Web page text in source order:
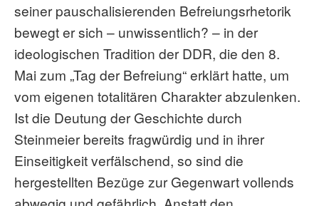
seiner pauschalisierenden Befreiungsrhetorik
bewegt er sich – unwissentlich? – in der
ideologischen Tradition der DDR, die den 8.
Mai zum „Tag der Befreiung“ erklärt hatte, um
vom eigenen totalitären Charakter abzulenken.
Ist die Deutung der Geschichte durch
Steinmeier bereits fragwürdig und in ihrer
Einseitigkeit verfälschend, so sind die
hergestellten Bezüge zur Gegenwart vollends